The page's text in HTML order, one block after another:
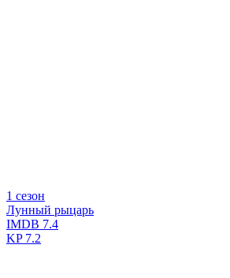
1 сезон
Лунный рыцарь
IMDB 7.4
KP7.2